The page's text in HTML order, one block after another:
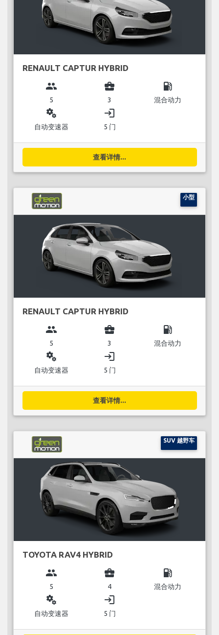
RENAULT CAPTUR HYBRID
group
5
business_center
3
local_gas_station
混合动力
miscellaneous_services
自动变速器
login
5 门
查看详情...
小型
RENAULT CAPTUR HYBRID
group
5
business_center
3
local_gas_station
混合动力
miscellaneous_services
自动变速器
login
5 门
查看详情...
SUV 越野车
TOYOTA RAV4 HYBRID
group
5
business_center
4
local_gas_station
混合动力
miscellaneous_services
自动变速器
login
5 门